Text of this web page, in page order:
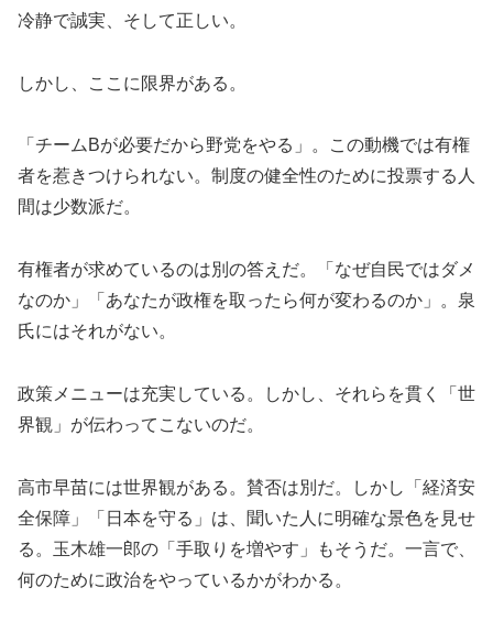
冷静で誠実、そして正しい。
しかし、ここに限界がある。
「チームBが必要だから野党をやる」。この動機では有権
者を惹きつけられない。制度の健全性のために投票する人
間は少数派だ。
有権者が求めているのは別の答えだ。「なぜ自民ではダメ
なのか」「あなたが政権を取ったら何が変わるのか」。泉
氏にはそれがない。
政策メニューは充実している。しかし、それらを貫く「世
界観」が伝わってこないのだ。
高市早苗には世界観がある。賛否は別だ。しかし「経済安
全保障」「日本を守る」は、聞いた人に明確な景色を見せ
る。玉木雄一郎の「手取りを増やす」もそうだ。一言で、
何のために政治をやっているかがわかる。